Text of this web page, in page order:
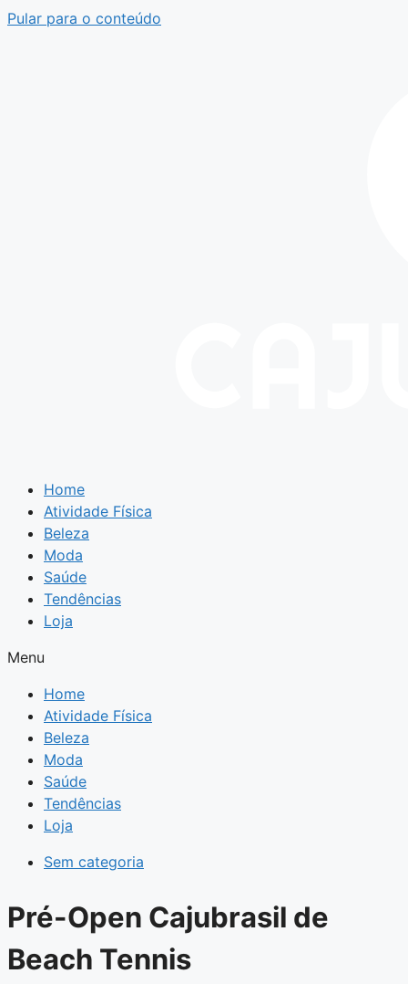
Pular para o conteúdo
Home
Atividade Física
Beleza
Moda
Saúde
Tendências
Loja
Menu
Home
Atividade Física
Beleza
Moda
Saúde
Tendências
Loja
Sem categoria
Pré-Open Cajubrasil de
Beach Tennis